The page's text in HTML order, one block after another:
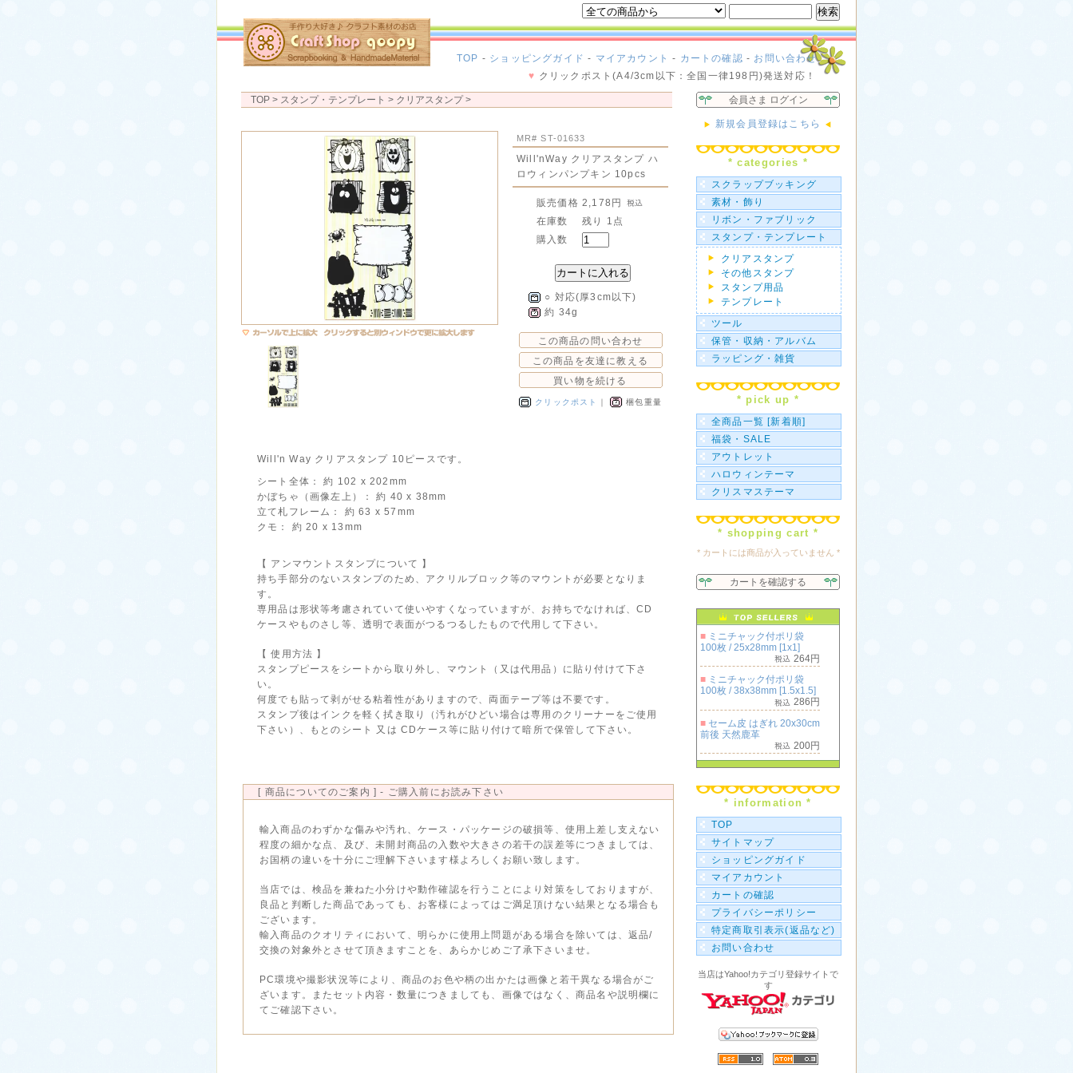
TOP - ショッピングガイド - マイアカウント - カートの確認 - お問い合わせ
♥ クリックポスト(A4/3cm以下：全国一律198円)発送対応！
TOP > スタンプ・テンプレート > クリアスタンプ>
MR# ST-01633
Will'nWay クリアスタンプ ハ
ロウィンパンプキン 10pcs
販売価格 2,178円
在庫数
残り 1点
購入数
○ 対応(厚3cm以下)
約 34g
この商品の問い合わせ
この商品を友達に教える
買い物を続ける
クリックポスト ｜ 梱包重量
Will'n Way クリアスタンプ 10ピースです。
シート全体： 約 102 x 202mm
かぼちゃ（画像左上）： 約 40 x 38mm
立て札フレーム： 約 63 x 57mm
クモ： 約 20 x 13mm
【 アンマウントスタンプについて 】
持ち手部分のないスタンプのため、アクリルブロック等のマウントが必要となりま
す。
専用品は形状等考慮されていて使いやすくなっていますが、お持ちでなければ、CD
ケースやものさし等、透明で表面がつるつるしたもので代用して下さい。
【 使用方法 】
スタンプピースをシートから取り外し、マウント（又は代用品）に貼り付けて下さ
い。
何度でも貼って剥がせる粘着性がありますので、両面テープ等は不要です。
スタンプ後はインクを軽く拭き取り（汚れがひどい場合は専用のクリーナーをご使用
下さい）、もとのシート 又は CDケース等に貼り付けて暗所で保管して下さい。
[ 商品についてのご案内 ] - ご購入前にお読み下さい
輸入商品のわずかな傷みや汚れ、ケース・パッケージの破損等、使用上差し支えない
程度の細かな点、及び、未開封商品の入数や大きさの若干の誤差等につきましては、
お国柄の違いを十分にご理解下さいます様よろしくお願い致します。
当店では、検品を兼ねた小分けや動作確認を行うことにより対策をしておりますが、
良品と判断した商品であっても、お客様によってはご満足頂けない結果となる場合も
ございます。
輸入商品のクオリティにおいて、明らかに使用上問題がある場合を除いては、返品/
交換の対象外とさせて頂きますことを、あらかじめご了承下さいませ。
PC環境や撮影状況等により、商品のお色や柄の出かたは画像と若干異なる場合がご
ざいます。またセット内容・数量につきましても、画像ではなく、商品名や説明欄に
てご確認下さい。
会員さま ログイン
新規会員登録はこちら
* categories *
スクラップブッキング
素材・飾り
リボン・ファブリック
スタンプ・テンプレート
クリアスタンプ
その他スタンプ
スタンプ用品
テンプレート
ツール
保管・収納・アルバム
ラッピング・雑貨
* pick up *
全商品一覧 [新着順]
福袋・SALE
アウトレット
ハロウィンテーマ
クリスマステーマ
* shopping cart *
* カートには商品が入っていません *
カートを確認する
■ ミニチャック付ポリ袋
100枚 / 25x28mm [1x1]
264円
■ ミニチャック付ポリ袋
100枚 / 38x38mm [1.5x1.5]
286円
■ セーム皮 はぎれ 20x30cm
前後 天然鹿革
200円
■ミニチャック付ポリ袋
396円
横長 ミニチャック付ポリ
袋 100枚 / 50x25mm [2x1]
286円
* information *
TOP
サイトマップ
ショッピングガイド
マイアカウント
カートの確認
プライバシーポリシー
特定商取引表示(返品など)
お問い合わせ
当店はYahoo!カテゴリ登録サイトで
す